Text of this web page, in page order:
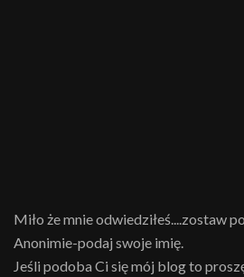
Miło że mnie odwiedziłeś....zostaw
Anonimie-podaj swoje imię.
Jeśli podoba Ci się mój blog to